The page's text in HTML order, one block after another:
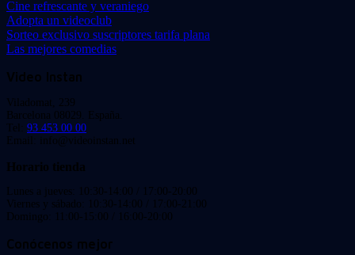
Cine refrescante y veraniego
Adopta un videoclub
Sorteo exclusivo suscriptores tarifa plana
Las mejores comedias
Video Instan
Viladomat, 239
Barcelona 08029. España.
Tel: 93 453 00 00
Email: info@videoinstan.net
Horario tienda
Lunes a jueves: 10:30-14:00 / 17:00-20:00
Viernes y sábado: 10:30-14:00 / 17:00-21:00
Domingo: 11:00-15:00 / 16:00-20:00
Conócenos mejor